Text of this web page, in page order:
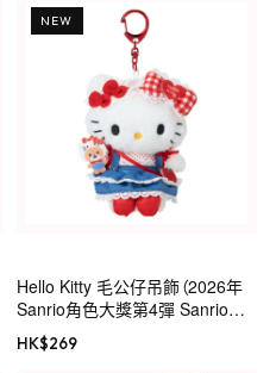
NEW
Hello Kitty 毛公仔吊飾（2026年
Sanrio角色大獎第4彈 Sanrio穿
搭系列）
HK$269